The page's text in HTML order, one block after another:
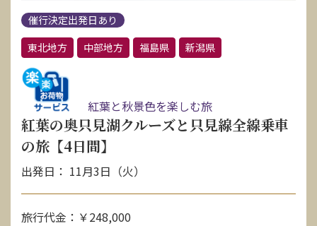
催行決定出発日あり
東北地方
中部地方 福島県 新潟県
紅葉と秋景色を楽しむ旅
紅葉の奥只見湖クルーズと只見線全線乗車
の旅【4日間】
出発日： 11月3日（火）
旅行代金：￥248,000